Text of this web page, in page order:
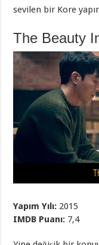
sevilen bir Kore
The Beauty
Yapım Yılı: 2015
IMDB Puanı: 7,4